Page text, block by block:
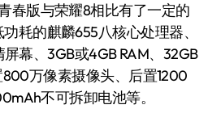
春版与荣耀8相比有了一定的
耗的麒麟655八核心处理器、
幕、3GB或4GB RAM、32GB
万像素摄像头、后置1200
不可拆卸电池等。